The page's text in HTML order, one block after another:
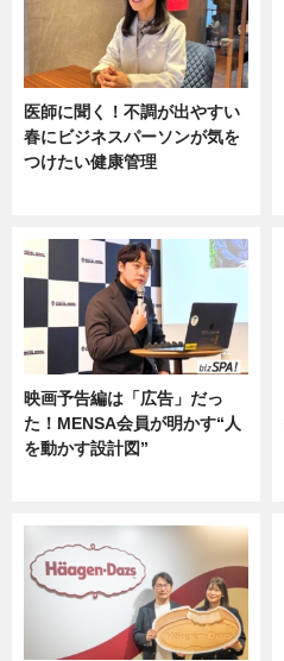
医師に聞く！不調が出やすい
春にビジネスパーソンが気を
つけたい健康管理
映画予告編は「広告」だっ
た！MENSA会員が明かす“人
を動かす設計図”